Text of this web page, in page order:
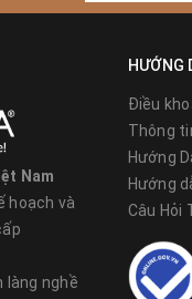
module, M16 = 16W/
làm việc: - 40°
60°
3000K
nước (Water Proof
kính cường lựcvỏ sơn
Nam
hoạch và
làng nghề
HƯỚNG
Điều
Thông
Hướng
Hướng
Câu Hỏi